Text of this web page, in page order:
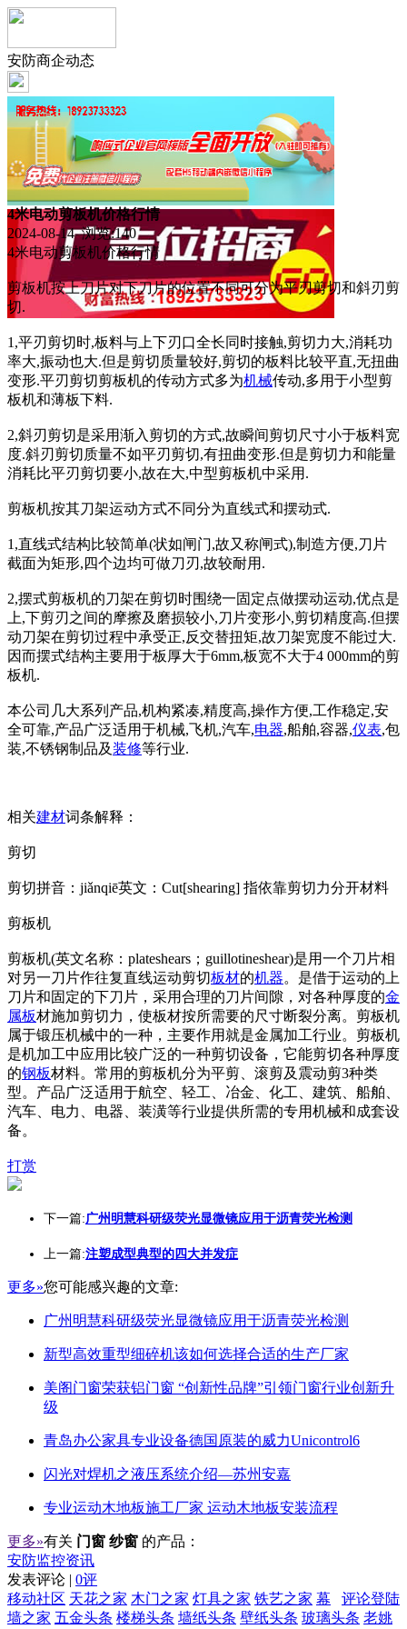
安防商企动态
4米电动剪板机价格行情
2024-08-14 浏览:140
4米电动剪板机价格行情
剪板机按上刀片对下刀片的位置不同可分为平刃剪切和斜刃剪
切.
1,平刃剪切时,板料与上下刃口全长同时接触,剪切力大,消耗功
率大,振动也大.但是剪切质量较好,剪切的板料比较平直,无扭曲
变形.平刃剪切剪板机的传动方式多为机械传动,多用于小型剪
板机和薄板下料.
2,斜刃剪切是采用渐入剪切的方式,故瞬间剪切尺寸小于板料宽
度.斜刃剪切质量不如平刃剪切,有扭曲变形.但是剪切力和能量
消耗比平刃剪切要小,故在大,中型剪板机中采用.
剪板机按其刀架运动方式不同分为直线式和摆动式.
1,直线式结构比较简单(状如闸门,故又称闸式),制造方便,刀片
截面为矩形,四个边均可做刀刃,故较耐用.
2,摆式剪板机的刀架在剪切时围绕一固定点做摆动运动,优点是
上,下剪刃之间的摩擦及磨损较小,刀片变形小,剪切精度高.但摆
动刀架在剪切过程中承受正,反交替扭矩,故刀架宽度不能过大.
因而摆式结构主要用于板厚大于6mm,板宽不大于4 000mm的剪
板机.
本公司几大系列产品,机构紧凑,精度高,操作方便,工作稳定,安
全可靠,产品广泛适用于机械,飞机,汽车,电器,船舶,容器,仪表,包
装,不锈钢制品及装修等行业.
相关建材词条解释：
剪切
剪切拼音：jiǎnqiē英文：Cut[shearing] 指依靠剪切力分开材料
剪板机
剪板机(英文名称：plateshears；guillotineshear)是用一个刀片相
对另一刀片作往复直线运动剪切板材的机器。是借于运动的上
刀片和固定的下刀片，采用合理的刀片间隙，对各种厚度的金
属板材施加剪切力，使板材按所需要的尺寸断裂分离。剪板机
属于锻压机械中的一种，主要作用就是金属加工行业。剪板机
是机加工中应用比较广泛的一种剪切设备，它能剪切各种厚度
的钢板材料。常用的剪板机分为平剪、滚剪及震动剪3种类
型。产品广泛适用于航空、轻工、冶金、化工、建筑、船舶、
汽车、电力、电器、装潢等行业提供所需的专用机械和成套设
备。
打赏
下一篇:广州明慧科研级荧光显微镜应用于沥青荧光检测
上一篇:注塑成型典型的四大并发症
更多»您可能感兴趣的文章:
广州明慧科研级荧光显微镜应用于沥青荧光检测
新型高效重型细碎机该如何选择合适的生产厂家
美阁门窗荣获铝门窗 “创新性品牌”引领门窗行业创新升
级
青岛办公家具专业设备德国原装的威力Unicontrol6
闪光对焊机之液压系统介绍—苏州安嘉
专业运动木地板施工厂家 运动木地板安装流程
更多»有关 门窗 纱窗 的产品：
安防监控资讯
发表评论 | 0评
评论登陆
移动社区 天花之家 木门之家 灯具之家 铁艺之家 幕
墙之家 五金头条 楼梯头条 墙纸头条 壁纸头条 玻璃头条 老姚